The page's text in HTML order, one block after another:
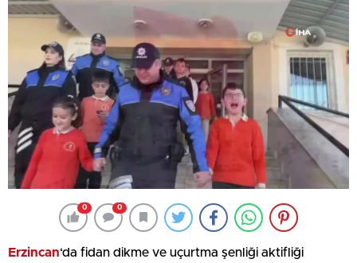
0 0
Erzincan‘da fidan dikme ve uçurtma şenliği aktifliği